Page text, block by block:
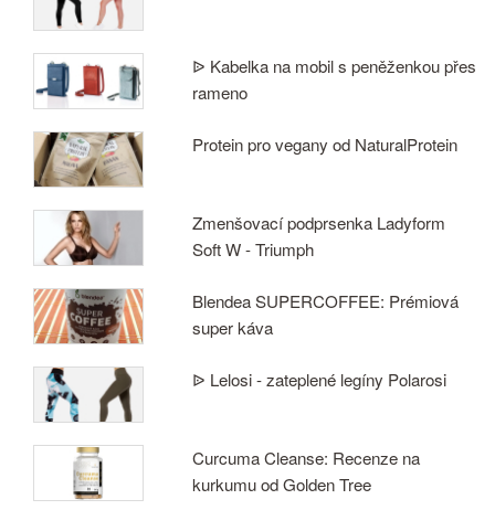
ᐉ Kabelka na mobil s peněženkou přes
rameno
Protein pro vegany od NaturalProtein
Zmenšovací podprsenka Ladyform
Soft W - Triumph
Blendea SUPERCOFFEE: Prémiová
super káva
ᐉ Lelosi - zateplené legíny Polarosi
Curcuma Cleanse: Recenze na
kurkumu od Golden Tree